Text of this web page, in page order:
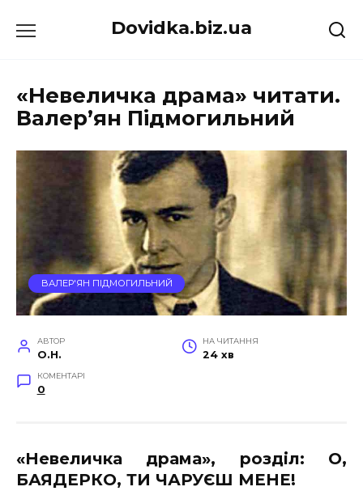
до
Dovidka.biz.ua
«Невеличка драма» читати.
Валер’ян Підмогильний
ВАЛЕР'ЯН ПІДМОГИЛЬНИЙ
АВТОР
O.H.
НА ЧИТАННЯ
24 хв
КОМЕНТАРІ
0
«Невеличка драма», розділ: О,
БАЯДЕРКО, ТИ ЧАРУЄШ МЕНЕ!